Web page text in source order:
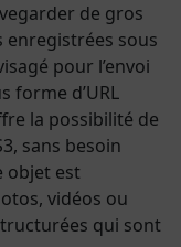
de gros
enregistrées sous
pour l’envoi
forme d’URL
la possibilité de
sans besoin
objet est
vidéos ou
qui sont